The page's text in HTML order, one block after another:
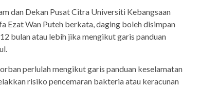
dan Dekan Pusat Citra Universiti Kebangsaan
Ezat Wan Puteh berkata, daging boleh disimpan
bulan atau lebih jika mengikut garis panduan
perlulah mengikut garis panduan keselamatan
risiko pencemaran bakteria atau keracunan